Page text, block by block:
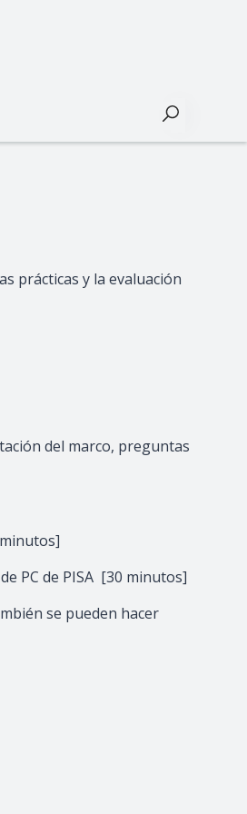
Buscar
prácticas y la evaluación
del marco, preguntas
PC de PISA [30 minutos]
se pueden hacer